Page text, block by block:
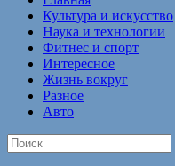
Культура и искусство
Наука и технологии
Фитнес и спорт
Интересное
Жизнь вокруг
Разное
Авто